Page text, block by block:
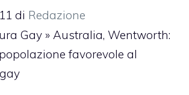
di Redazione
Gay » Australia, Wentworth:
favorevole al